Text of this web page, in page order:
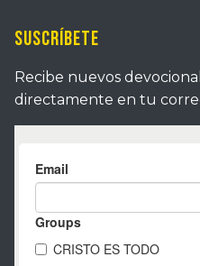
Suscríbete
Recibe nuevos
directamente en tu